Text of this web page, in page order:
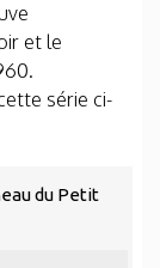
et le
série ci-
du Petit